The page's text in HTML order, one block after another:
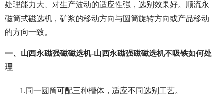
处理能力大、对生产波动的适应性强，选别效果好。顺流永
磁筒式磁选机，矿浆的移动方向与圆筒旋转方向或产品移动
的方向一致。
一、山西永磁强磁磁选机-山西永磁强磁磁选机不吸铁如何处
理
1.同一圆筒可配三种槽体，适应不同选别工艺。